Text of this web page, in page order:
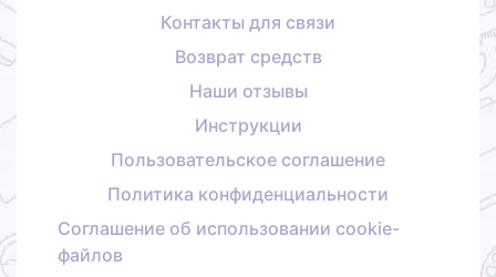
Контакты для связи
Возврат средств
Наши отзывы
Инструкции
Пользовательское соглашение
Политика конфиденциальности
Соглашение об использовании cookie-
файлов